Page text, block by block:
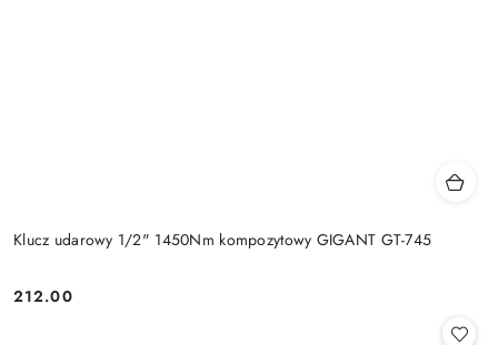
Klucz udarowy 1/2" 1450Nm kompozytowy GIGANT GT-745
Cena:
212.00